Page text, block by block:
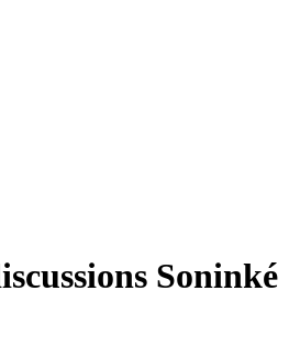
Soninké